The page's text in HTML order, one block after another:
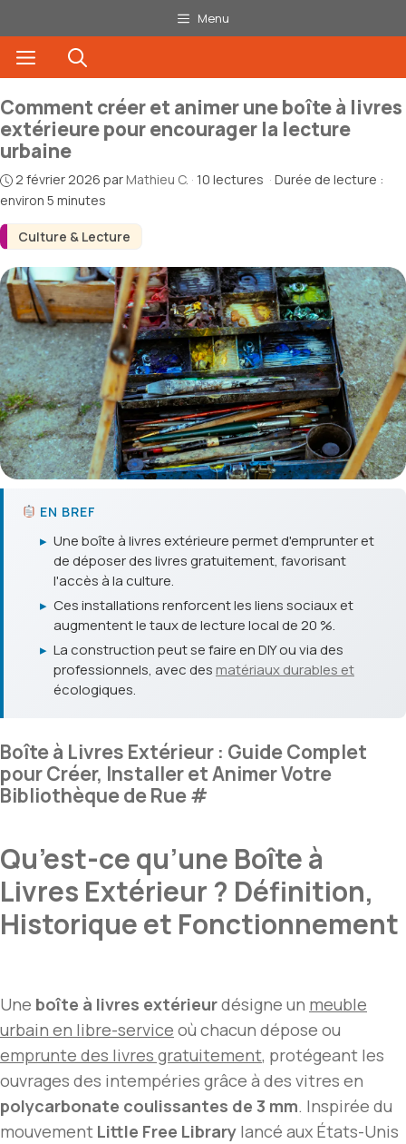
au
contenu
Menu
Menu
Culture & Lecture
Comment créer et animer une boîte à livres
extérieure pour encourager la lecture
urbaine
2 février 2026 par Mathieu C. · 10 lectures · Durée de lecture :
environ 5 minutes
EN BREF
▸ Une boîte à livres extérieure permet d'emprunter et
de déposer des livres gratuitement, favorisant
l'accès à la culture.
▸ Ces installations renforcent les liens sociaux et
augmentent le taux de lecture local de 20 %.
▸ La construction peut se faire en DIY ou via des
professionnels, avec desmatériaux durables et
écologiques.
Boîte à Livres Extérieur : Guide Complet
pour Créer, Installer et Animer Votre
Bibliothèque de Rue#
Qu’est-ce qu’une Boîte à
Livres Extérieur ? Définition,
Historique et Fonctionnement
Une boîte à livres extérieurdésigne un meuble
urbain en libre-service où chacun dépose ou
emprunte des livres gratuitement, protégeant les
ouvrages des intempéries grâce à des vitres en
polycarbonate coulissantes de 3 mm. Inspirée du
mouvement Little Free Library lancé aux États-Unis